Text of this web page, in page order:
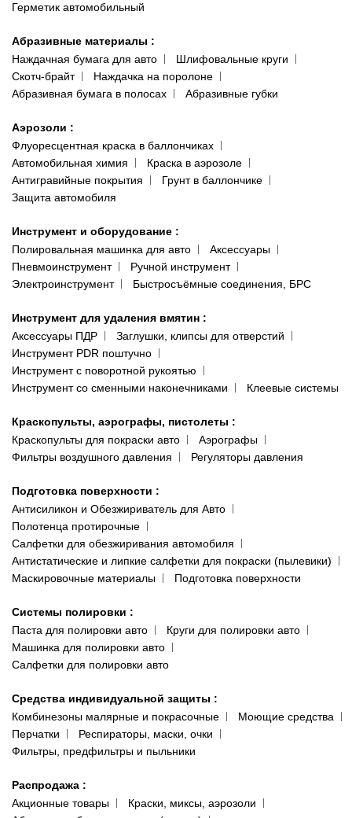
Герметик автомобильный
Абразивные материалы :
Наждачная бумага для авто
Шлифовальные круги
Скотч-брайт
Наждачка на поролоне
Абразивная бумага в полосах
Абразивные губки
Аэрозоли :
Флуоресцентная краска в баллончиках
Автомобильная химия
Краска в аэрозоле
Антигравийные покрытия
Грунт в баллончике
Защита автомобиля
Инструмент и оборудование :
Полировальная машинка для авто
Аксессуары
Пневмоинструмент
Ручной инструмент
Электроинструмент
Быстросъёмные соединения, БРС
Инструмент для удаления вмятин :
Аксессуары ПДР
Заглушки, клипсы для отверстий
Инструмент PDR поштучно
Инструмент с поворотной рукоятью
Инструмент со сменными наконечниками
Клеевые системы
Краскопульты, аэрографы, пистолеты :
Краскопульты для покраски авто
Аэрографы
Фильтры воздушного давления
Регуляторы давления
Подготовка поверхности :
Антисиликон и Обезжириватель для Авто
Полотенца протирочные
Салфетки для обезжиривания автомобиля
Антистатические и липкие салфетки для покраски (пылевики)
Маскировочные материалы
Подготовка поверхности
Системы полировки :
Паста для полировки авто
Круги для полировки авто
Машинка для полировки авто
Салфетки для полировки авто
Средства индивидуальной защиты :
Комбинезоны малярные и покрасочные
Моющие средства
Перчатки
Респираторы, маски, очки
Фильтры, предфильтры и пыльники
Распродажа :
Акционные товары
Краски, миксы, аэрозоли